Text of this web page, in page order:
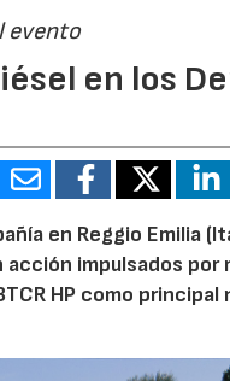
evento
en los
en Reggio Emilia
impulsados por
HP como principal